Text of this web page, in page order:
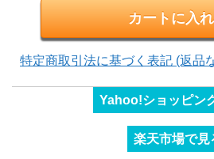
特定商取引法に基づく表記 (返品
Yahoo!ショッピン
楽天市場で見